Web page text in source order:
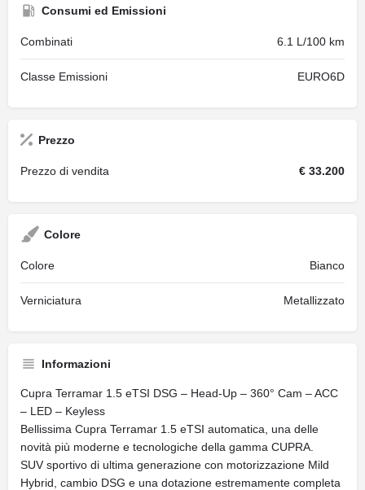
Consumi ed Emissioni
Combinati 6.1 L/100 km
Classe Emissioni EURO6D
Prezzo
Prezzo di vendita € 33.200
Colore
Colore Bianco
Verniciatura Metallizzato
Informazioni
Cupra Terramar 1.5 eTSI DSG – Head-Up – 360° Cam – ACC
– LED – Keyless
Bellissima Cupra Terramar 1.5 eTSI automatica, una delle
novità più moderne e tecnologiche della gamma CUPRA.
SUV sportivo di ultima generazione con motorizzazione Mild
Hybrid, cambio DSG e una dotazione estremamente completa